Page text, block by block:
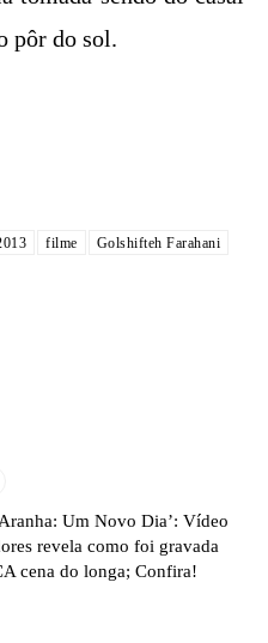
pôr do sol.
filme
Golshifteh Farahani
Um Novo Dia’: Vídeo
revela como foi gravada
cena do longa; Confira!